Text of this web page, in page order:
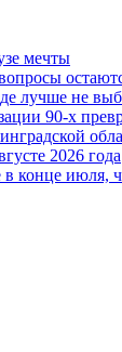
мечты
лучше не
90-х
2026 года
конце июля,